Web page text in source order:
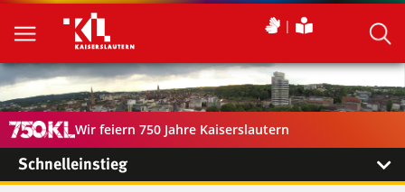
Wir feiern 750 Jahre Kaiserslautern
Schnelleinstieg